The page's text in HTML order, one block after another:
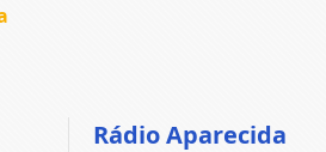
Rádio Aparecida